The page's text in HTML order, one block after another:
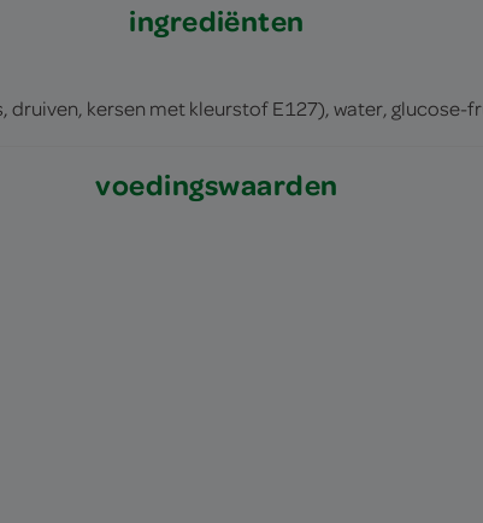
ingrediënten
druiven, kersen met kleurstof E127), water,
voedingswaarden